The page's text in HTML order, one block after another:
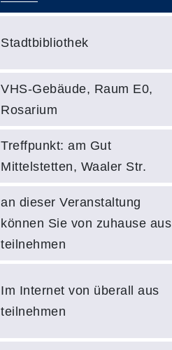
Stadtbibliothek
VHS-Gebäude, Raum E0,
Rosarium
Treffpunkt: am Gut
Mittelstetten, Waaler Str.
an dieser Veranstaltung
können Sie von zuhause aus
teilnehmen
Im Internet von überall aus
teilnehmen